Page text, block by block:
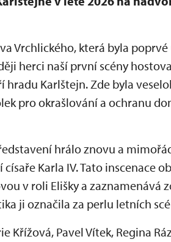
Vrchlického, která byla
herci naší první scény
Karlštejn. Zde byla
pro okrašlování a ochranu
hrálo znovu a
Karla IV. Tato inscenace
v roli Elišky a zaznamenává
ji označila za perlu letních
Křížová, Pavel Vítek, Regina